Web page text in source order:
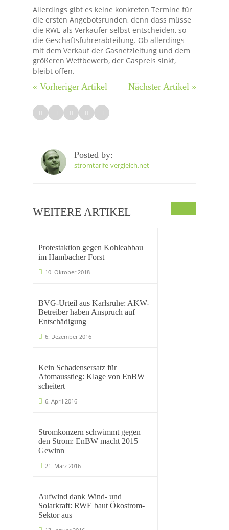
Allerdings gibt es keine konkreten Termine für
die ersten Angebotsrunden, denn dass müsse
die RWE als Verkäufer selbst entscheiden, so
die Geschäftsführerabteilung. Ob allerdings
mit dem Verkauf der Gasnetzleitung und dem
größeren Wettbewerb, der Gaspreis sinkt,
bleibt offen.
« Vorheriger Artikel Nächster Artikel »
Posted by:
stromtarife-vergleich.net
WEITERE ARTIKEL
Protestaktion gegen Kohleabbau
im Hambacher Forst
10. Oktober 2018
BVG-Urteil aus Karlsruhe: AKW-
Betreiber haben Anspruch auf
Entschädigung
6. Dezember 2016
Kein Schadensersatz für
Atomausstieg: Klage von EnBW
scheitert
6. April 2016
Stromkonzern schwimmt gegen
den Strom: EnBW macht 2015
Gewinn
21. März 2016
Aufwind dank Wind- und
Solarkraft: RWE baut Ökostrom-
Sektor aus